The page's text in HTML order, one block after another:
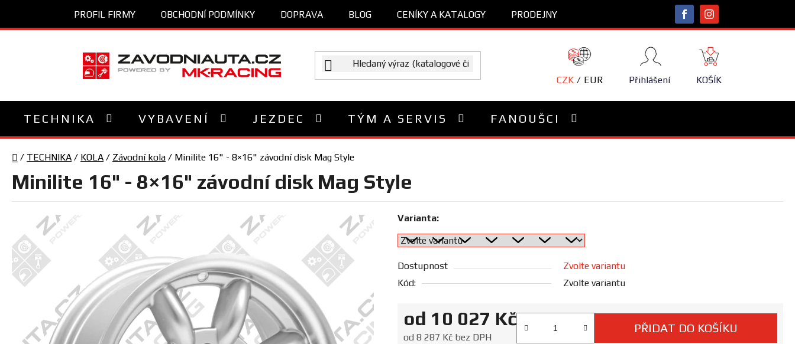
obsah
PROFIL FIRMY OBCHODNÍ PODMÍNKY DOPRAVA BLOG CENÍKY A KATALOGY PRODEJNY
CZK EUR Přihlášení
NÁKUPNÍ
KOŠÍK
KOŠÍK
TECHNIKA VYBAVENÍ JEZDEC TÝM A SERVIS FANOUŠCI
Domů
/ TECHNIKA / KOLA / Závodní kola / Minilite 16" - 8×16" závodní disk Mag Style
Minilite 16" - 8×16" závodní disk Mag Style
Varianta:
Dostupnost
Zvolte variantu
Kód:
Zvolte variantu
od 10 027 Kč
od 8 287 Kč bez DPH
PŘIDAT DO KOŠÍKU